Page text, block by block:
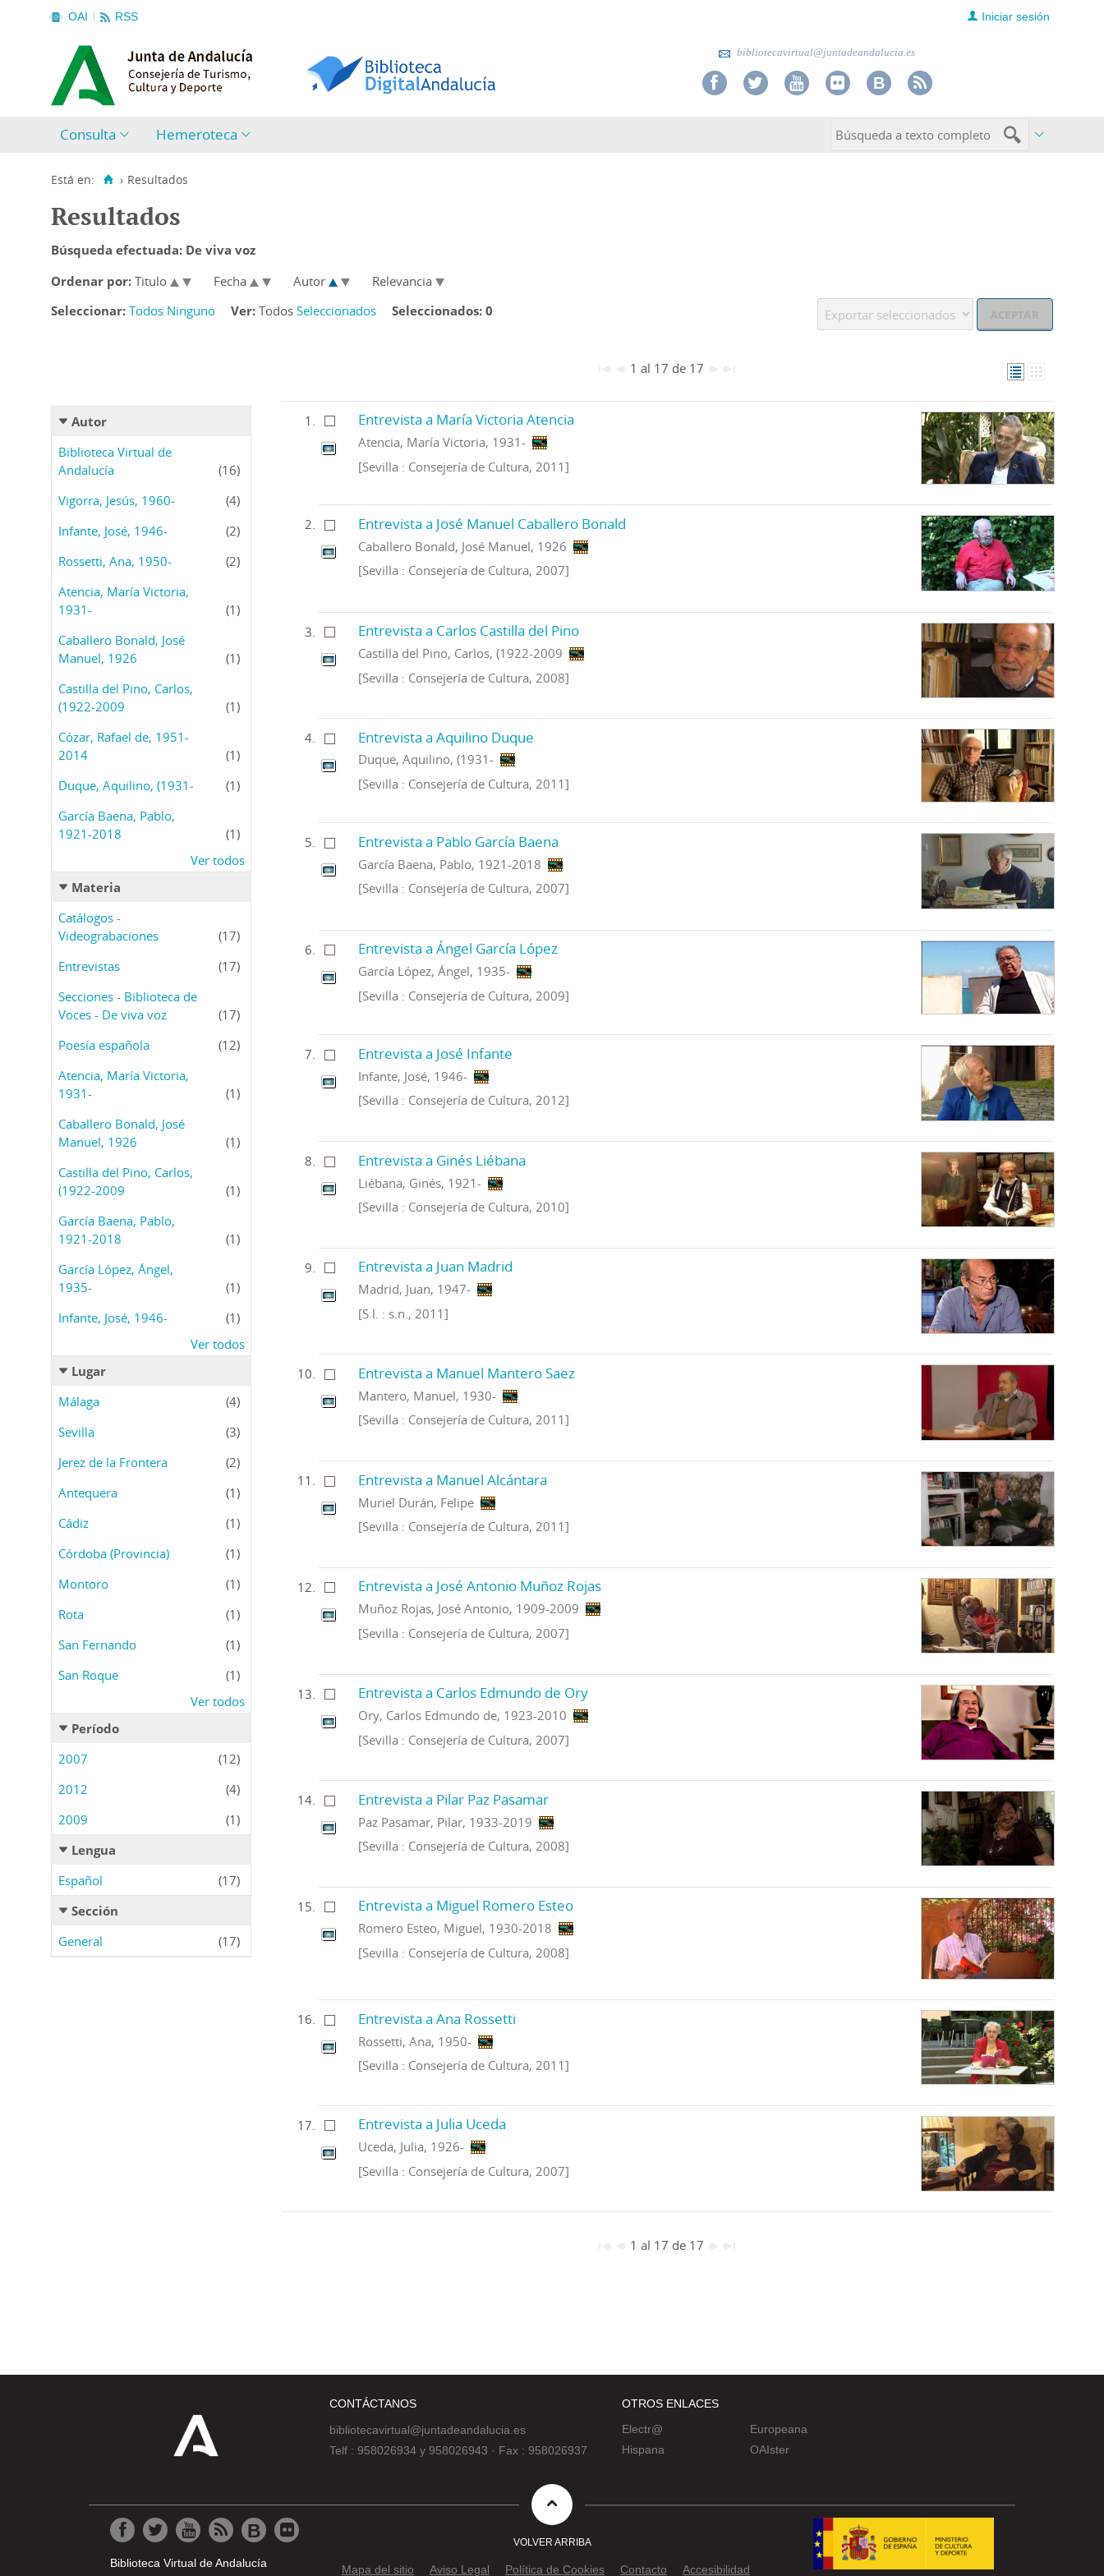
OAI RSS Iniciar sesión
bibliotecavirtual@juntadeandalucia.es
Consulta Hemeroteca
Está en: › Resultados
Resultados
Búsqueda efectuada: De viva voz
Ordenar por: Titulo Fecha Autor
Relevancia
Seleccionar: Todos Ninguno Ver: Todos Seleccionados Seleccionados: 0
Autor
Biblioteca Virtual de
Andalucía
(16)
Vigorra, Jesús, 1960-
(4)
Infante, José, 1946-
(2)
Rossetti, Ana, 1950-
(2)
Atencia, María Victoria,
1931-
(1)
Caballero Bonald, José
Manuel, 1926
(1)
Castilla del Pino, Carlos,
(1922-2009
(1)
Cózar, Rafael de, 1951-
2014
(1)
Duque, Aquilino, (1931-
(1)
García Baena, Pablo,
1921-2018
(1)
Ver todos
Materia
Catálogos -
Videograbaciones
(17)
Entrevistas
(17)
Secciones - Biblioteca de
Voces - De viva voz
(17)
Poesía española
(12)
Atencia, María Victoria,
1931-
(1)
Caballero Bonald, José
Manuel, 1926
(1)
Castilla del Pino, Carlos,
(1922-2009
(1)
García Baena, Pablo,
1921-2018
(1)
García López, Ángel,
1935-
(1)
Infante, José, 1946-
(1)
Ver todos
Lugar
Málaga
(4)
Sevilla
(3)
Jerez de la Frontera
(2)
Antequera
(1)
Cádiz
(1)
Córdoba (Provincia)
(1)
Montoro
(1)
Rota
(1)
San Fernando
(1)
San Roque
(1)
Ver todos
Período
2007
(12)
2012
(4)
2009
(1)
Lengua
Español
(17)
Sección
General
(17)
1 al 17 de 17
Entrevista a María Victoria Atencia
Atencia, María Victoria, 1931-
[Sevilla : Consejería de Cultura, 2011]
Entrevista a José Manuel Caballero Bonald
Caballero Bonald, José Manuel, 1926
[Sevilla : Consejería de Cultura, 2007]
Entrevista a Carlos Castilla del Pino
Castilla del Pino, Carlos, (1922-2009
[Sevilla : Consejería de Cultura, 2008]
Entrevista a Aquilino Duque
Duque, Aquilino, (1931-
[Sevilla : Consejería de Cultura, 2011]
Entrevista a Pablo García Baena
García Baena, Pablo, 1921-2018
[Sevilla : Consejería de Cultura, 2007]
Entrevista a Ángel García López
García López, Ángel, 1935-
[Sevilla : Consejería de Cultura, 2009]
Entrevista a José Infante
Infante, José, 1946-
[Sevilla : Consejería de Cultura, 2012]
Entrevista a Ginés Liébana
Liébana, Ginés, 1921-
[Sevilla : Consejería de Cultura, 2010]
Entrevista a Juan Madrid
Madrid, Juan, 1947-
[S.l. : s.n., 2011]
Entrevista a Manuel Mantero Saez
Mantero, Manuel, 1930-
[Sevilla : Consejería de Cultura, 2011]
Entrevista a Manuel Alcántara
Muriel Durán, Felipe
[Sevilla : Consejería de Cultura, 2011]
Entrevista a José Antonio Muñoz Rojas
Muñoz Rojas, José Antonio, 1909-2009
[Sevilla : Consejería de Cultura, 2007]
Entrevista a Carlos Edmundo de Ory
Ory, Carlos Edmundo de, 1923-2010
[Sevilla : Consejería de Cultura, 2007]
Entrevista a Pilar Paz Pasamar
Paz Pasamar, Pilar, 1933-2019
[Sevilla : Consejería de Cultura, 2008]
Entrevista a Miguel Romero Esteo
Romero Esteo, Miguel, 1930-2018
[Sevilla : Consejería de Cultura, 2008]
Entrevista a Ana Rossetti
Rossetti, Ana, 1950-
[Sevilla : Consejería de Cultura, 2011]
Entrevista a Julia Uceda
Uceda, Julia, 1926-
[Sevilla : Consejería de Cultura, 2007]
1 al 17 de 17
CONTÁCTANOS
bibliotecavirtual@juntadeandalucia.es
Telf : 958026934 y 958026943 · Fax : 958026937
OTROS ENLACES
Electr@
Hispana
Europeana
OAIster
VOLVER ARRIBA
Biblioteca Virtual de Andalucía Mapa del sitio Aviso Legal Política de Cookies Contacto Accesibilidad